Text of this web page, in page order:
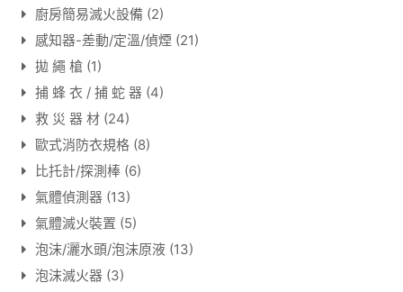
廚房簡易滅火設備 (2)
感知器-差動/定溫/偵煙 (21)
拋 繩 槍 (1)
捕 蜂 衣 / 捕 蛇 器 (4)
救 災 器 材 (24)
歐式消防衣規格 (8)
比托計/探測棒 (6)
氣體偵測器 (13)
氣體滅火裝置 (5)
泡沫/灑水頭/泡沫原液 (13)
泡沫滅火器 (3)